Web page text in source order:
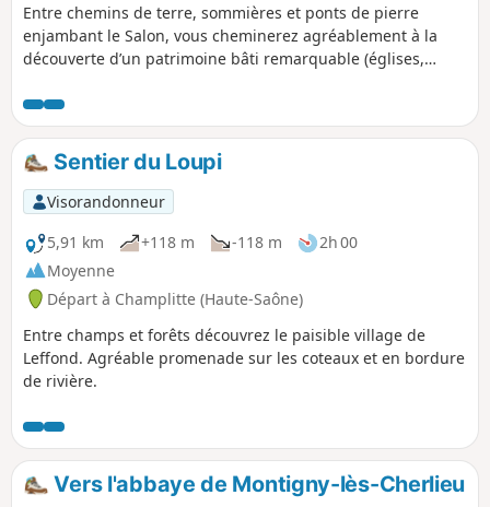
Entre chemins de terre, sommières et ponts de pierre
enjambant le Salon, vous cheminerez agréablement à la
découverte d’un patrimoine bâti remarquable (églises,
Sentier du Loupi
Visorandonneur
5,91 km
+118 m -118 m
2h 00
Moyenne
Départ à Champlitte (Haute-Saône)
Entre champs et forêts découvrez le paisible village de
Leffond. Agréable promenade sur les coteaux et en bordure
de rivière.
Vers l'abbaye de Montigny-lès-Cherlieu